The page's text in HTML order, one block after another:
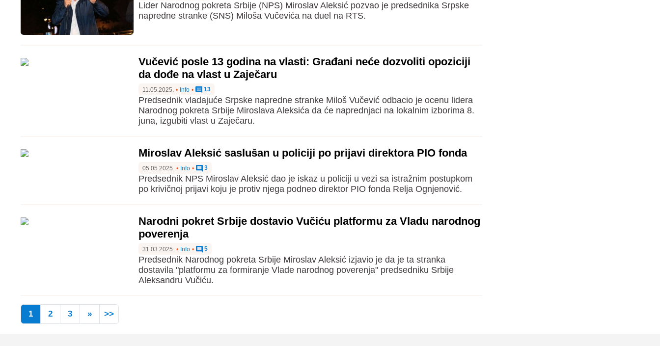
Lider Narodnog pokreta Srbije (NPS) Miroslav Aleksić pozvao je predsednika Srpske
napredne stranke (SNS) Miloša Vučevića na duel na RTS.
Vučević posle 13 godina na vlasti: Građani neće dozvoliti opoziciji
da dođe na vlast u Zaječaru
11.05.2025. • Info • 13
Predsednik vladajuće Srpske napredne stranke Miloš Vučević odbacio je ocenu lidera
Narodnog pokreta Srbije Miroslava Aleksića da će naprednjaci na lokalnim izborima 8.
juna, izgubiti vlast u Zaječaru.
Miroslav Aleksić saslušan u policiji po prijavi direktora PIO fonda
05.05.2025. • Info • 3
Predsednik NPS Miroslav Aleksić dao je iskaz u policiji u vezi sa istražnim postupkom
po krivičnoj prijavi koju je protiv njega podneo direktor PIO fonda Relja Ognjenović.
Narodni pokret Srbije dostavio Vučiću platformu za Vladu narodnog
poverenja
31.03.2025. • Info • 5
Predsednik Narodnog pokreta Srbije Miroslav Aleksić izjavio je da je ta stranka
dostavila "platformu za formiranje Vlade narodnog poverenja" predsedniku Srbije
Aleksandru Vučiću.
1 2 3 » >>